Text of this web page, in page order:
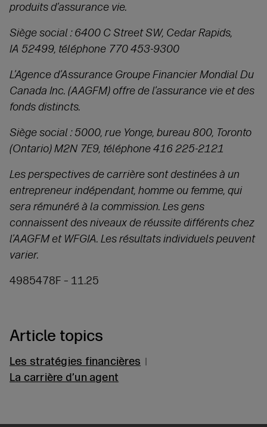
produits d’assurance vie.
Siège social : 6400 C Street SW, Cedar Rapids,
IA 52499, téléphone 770 453-9300
L’Agence d’Assurance Groupe Financier Mondial Du
Canada Inc. (AAGFM) offre de l’assurance vie et des
fonds distincts.
Siège social : 5000, rue Yonge, bureau 800, Toronto
(Ontario) M2N 7E9, téléphone 416 225‑2121
Les perspectives de carrière sont destinées à un
entrepreneur indépendant, homme ou femme, qui
sera rémunéré à la commission. Les gens
connaissent des niveaux de réussite différents chez
l’AAGFM et WFGIA. Les résultats individuels peuvent
varier.
4985478F – 11.25
Article topics
Les stratégies financières
La carrière d’un agent